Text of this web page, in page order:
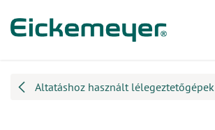
Altatáshoz használt lélegeztetőgépek